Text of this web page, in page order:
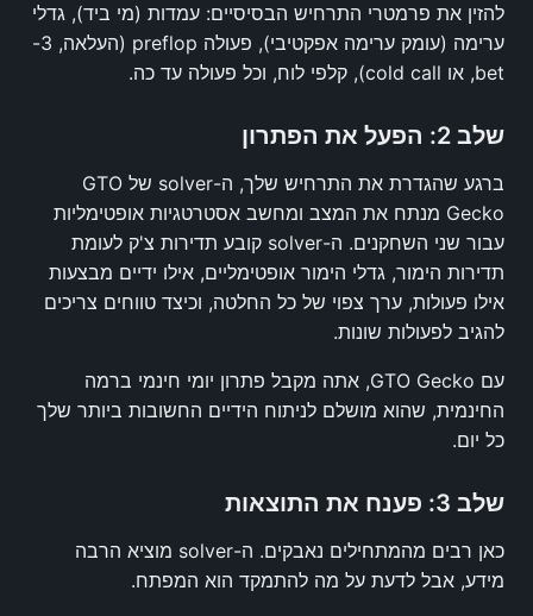
להזין את פרמטרי התרחיש הבסיסיים: עמדות (מי ביד), גדלי
ערימה (עומק ערימה אפקטיבי), פעולה preflop (העלאה, 3-
bet, או cold call), קלפי לוח, וכל פעולה עד כה.
שלב 2: הפעל את הפתרון
ברגע שהגדרת את התרחיש שלך, ה-solver של GTO
Gecko מנתח את המצב ומחשב אסטרטגיות אופטימליות
עבור שני השחקנים. ה-solver קובע תדירות צ'ק לעומת
תדירות הימור, גדלי הימור אופטימליים, אילו ידיים מבצעות
אילו פעולות, ערך צפוי של כל החלטה, וכיצד טווחים צריכים
להגיב לפעולות שונות.
עם GTO Gecko, אתה מקבל פתרון יומי חינמי ברמה
החינמית, שהוא מושלם לניתוח הידיים החשובות ביותר שלך
כל יום.
שלב 3: פענח את התוצאות
כאן רבים מהמתחילים נאבקים. ה-solver מוציא הרבה
מידע, אבל לדעת על מה להתמקד הוא המפתח.